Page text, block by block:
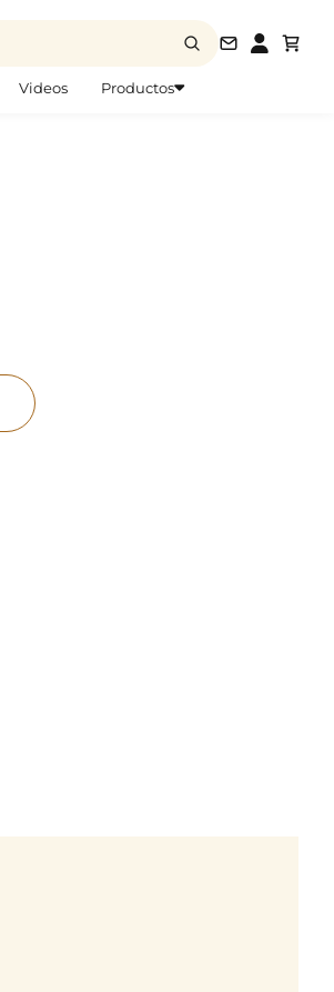
Videos Productos